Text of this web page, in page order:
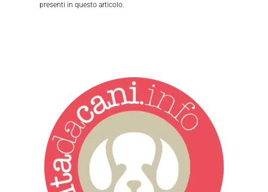
presenti in questo articolo.